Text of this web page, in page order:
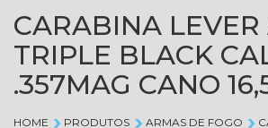
CARABINA LEVER
TRIPLE BLACK
.357MAG CANO
HOME PRODUTOS ARMAS DE FOGO